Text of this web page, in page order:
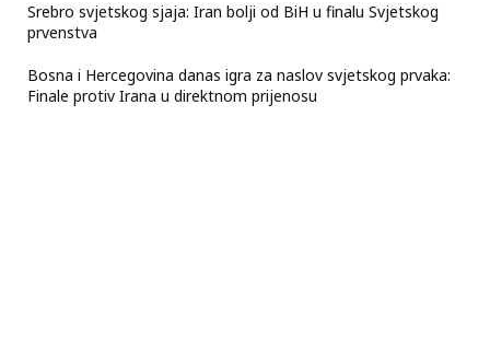
Srebro svjetskog sjaja: Iran bolji od BiH u finalu Svjetskog
prvenstva
Bosna i Hercegovina danas igra za naslov svjetskog prvaka:
Finale protiv Irana u direktnom prijenosu